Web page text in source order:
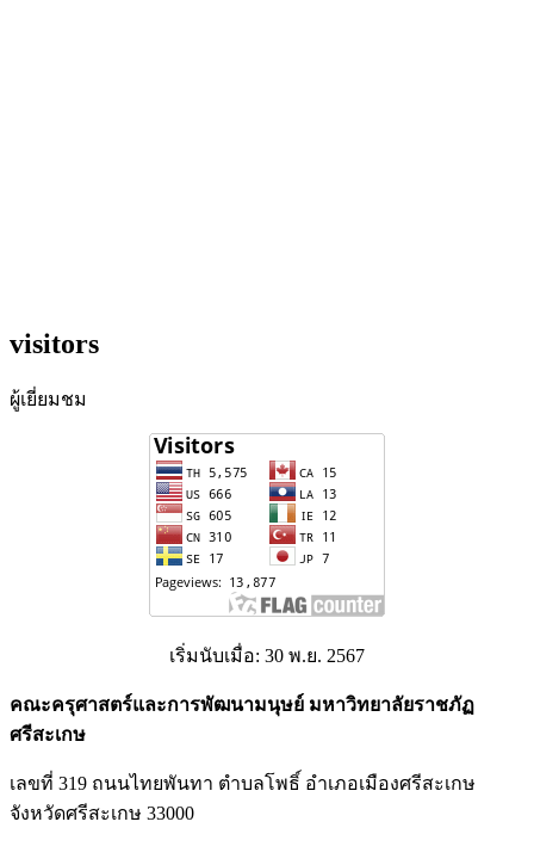
visitors
ผู้เยี่ยมชม
เริ่มนับเมื่อ: 30 พ.ย. 2567
คณะครุศาสตร์และการพัฒนามนุษย์ มหาวิทยาลัยราชภัฏ
ศรีสะเกษ
เลขที่ 319 ถนนไทยพันทา ตำบลโพธิ์ อำเภอเมืองศรีสะเกษ
จังหวัดศรีสะเกษ 33000